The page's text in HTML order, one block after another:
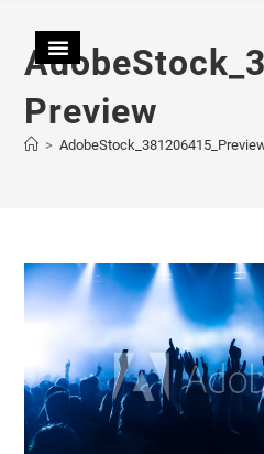
Preview
>